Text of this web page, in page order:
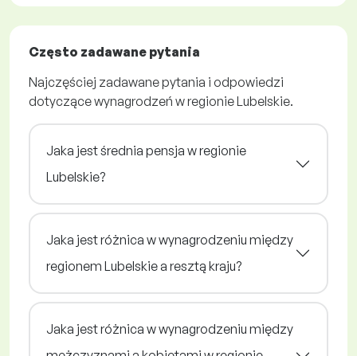
Często zadawane pytania
Najczęściej zadawane pytania i odpowiedzi
dotyczące wynagrodzeń w regionie Lubelskie.
Jaka jest średnia pensja w regionie
Lubelskie?
Jaka jest różnica w wynagrodzeniu między
regionem Lubelskie a resztą kraju?
Jaka jest różnica w wynagrodzeniu między